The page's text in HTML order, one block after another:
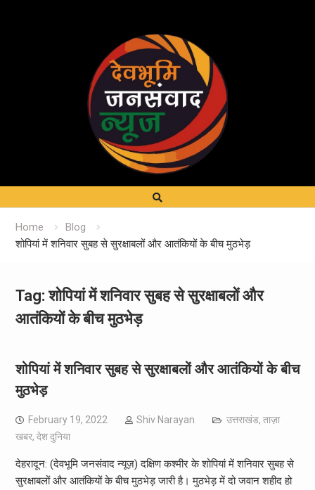
Home
Blog
शोपियां में शनिवार सुबह से सुरक्षाबलों और आतंकियों के बीच मुठभेड़
Tag:शोपियां में शनिवार सुबह से सुरक्षाबलों और
आतंकियों के बीच मुठभेड़
शोपियां में शनिवार सुबह से सुरक्षाबलों और आतंकियों के बीच
मुठभेड़
February 19, 2022 Shiv Narayan उत्तराखंड, ताज़ा
खबर, देश दुनिया
देहरादून: (देवभूमि जनसंवाद न्यूज़) दक्षिण कश्मीर के शोपियां में शनिवार सुबह से
सुरक्षाबलों और आतंकियों के बीच मुठभेड़ जारी है। मुठभेड़ में दो जवान शहीद हो